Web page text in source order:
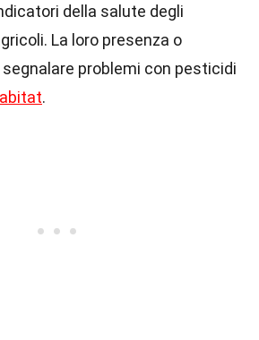
della salute degli
La loro presenza o
problemi con pesticidi
.